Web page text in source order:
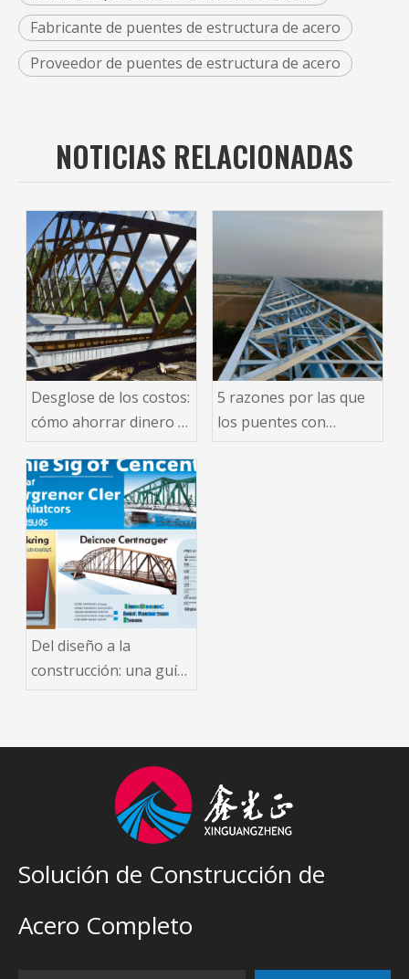
Fabricante de puentes de estructura de acero
Proveedor de puentes de estructura de acero
NOTICIAS RELACIONADAS
Desglose de los costos:
cómo ahorrar dinero al
estructura de acero
5 razones por las que
los puentes con
Del diseño a la
construcción: una guía
puentes con estructura
Solución de Construcción de
Acero Completo